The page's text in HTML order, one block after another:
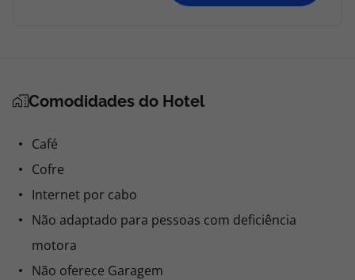
Comodidades do Hotel
Café
Cofre
Internet por cabo
Não adaptado para pessoas com deficiência
motora
Não oferece Garagem